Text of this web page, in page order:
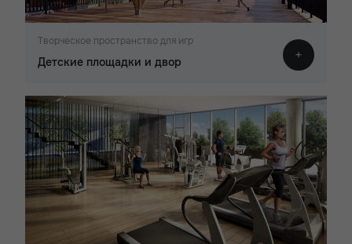
Творческое пространство для игр
Детские площадки и двор